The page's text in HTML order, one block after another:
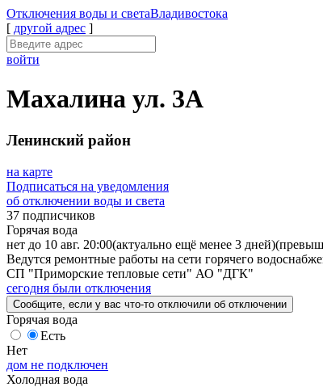
Отключения воды и светаВладивостока
[ другой адрес ]
войти
Махалина ул. 3А
Ленинский район
на карте
Подписаться на уведомления
об отключении воды и света
37 подписчиков
Горячая вода
нет до 10 авг. 20:00(актуально ещё менее 3 дней)
Ведутся ремонтные работы на сети горячего
СП "Приморские тепловые сети" АО "ДГК"
сегодня были отключения
Сообщите , если у вас что-то отключили об отключении
Горячая вода
Есть
Нет
дом не подключен
Холодная вода